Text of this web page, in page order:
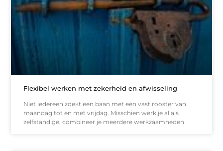
Flexibel werken met zekerheid en afwisseling
Niet iedereen zoekt een baan met een vast rooster van
maandag tot en met vrijdag. Misschien werk je al als
zelfstandige, combineer je meerdere werkzaamheden